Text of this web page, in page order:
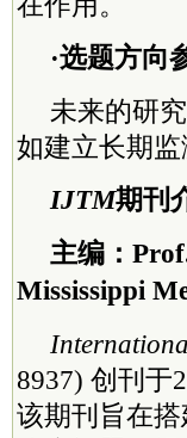
·选题方向
未来的研
如建立长期
IJTM期刊
主编：
Mississippi
Inter
8937) 创刊于
该期刊旨在